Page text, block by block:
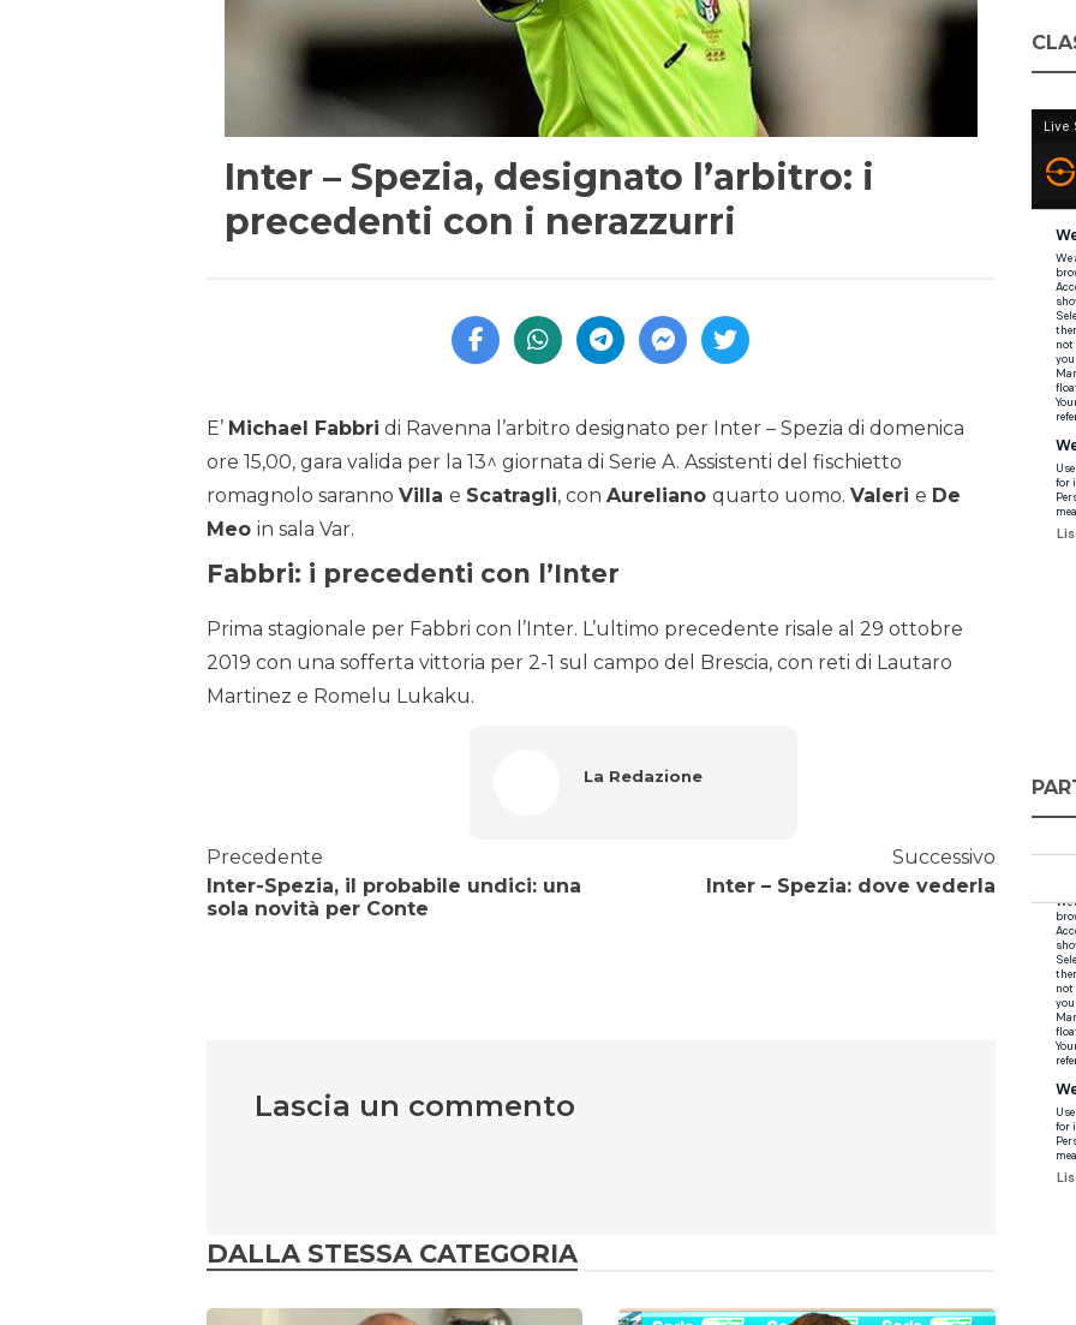
Inter – Spezia, designato l’arbitro: i
precedenti con i nerazzurri
E’ Michael Fabbri di Ravenna l’arbitro designato per Inter – Spezia di domenica
ore 15,00, gara valida per la 13^ giornata di Serie A. Assistenti del fischietto
romagnolo saranno Villa e Scatragli, con Aureliano quarto uomo. Valeri e De
Meo in sala Var.
Fabbri: i precedenti con l’Inter
Prima stagionale per Fabbri con l’Inter. L’ultimo precedente risale al 29 ottobre
2019 con una sofferta vittoria per 2-1 sul campo del Brescia, con reti di Lautaro
Martinez e Romelu Lukaku.
La Redazione
Precedente
Inter-Spezia, il probabile undici: una
sola novità per Conte
Successivo
Inter – Spezia: dove vederla
Lascia un commento
DALLA STESSA CATEGORIA